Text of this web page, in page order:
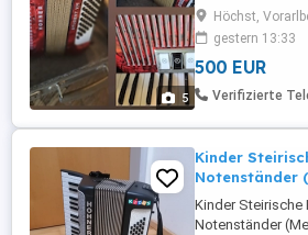
5
Pearloid. Original
gestimmt,
kleine Lasche die
Service hat sie
letzten gehabt.
Höchst,
gestern 13:33
500 EUR
Verifizierte
Kinder
Notenständer
Kinder Steirische
Notenständer